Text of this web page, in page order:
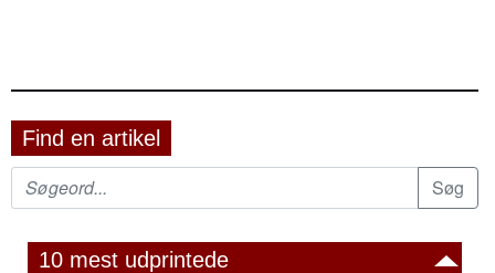
Find en artikel
10 mest udprintede